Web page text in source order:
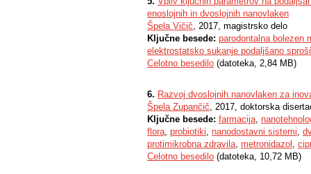
enoslojnih in dvoslojnih nanovlaken
Špela Vičič, 2017, magistrsko delo
Ključne besede: parodontalna bolezen
elektrostatsko sukanje podaljšano
Celotno besedilo (datoteka, 2,84 MB)
6. Razvoj dvoslojnih nanovlaken za
Špela Zupančič, 2017, doktorska
Ključne besede: farmacija,
flora, probiotiki, nanodostavni sistemi,
protimikrobna zdravila, metronidazol ,
Celotno besedilo (datoteka, 10,72 MB)